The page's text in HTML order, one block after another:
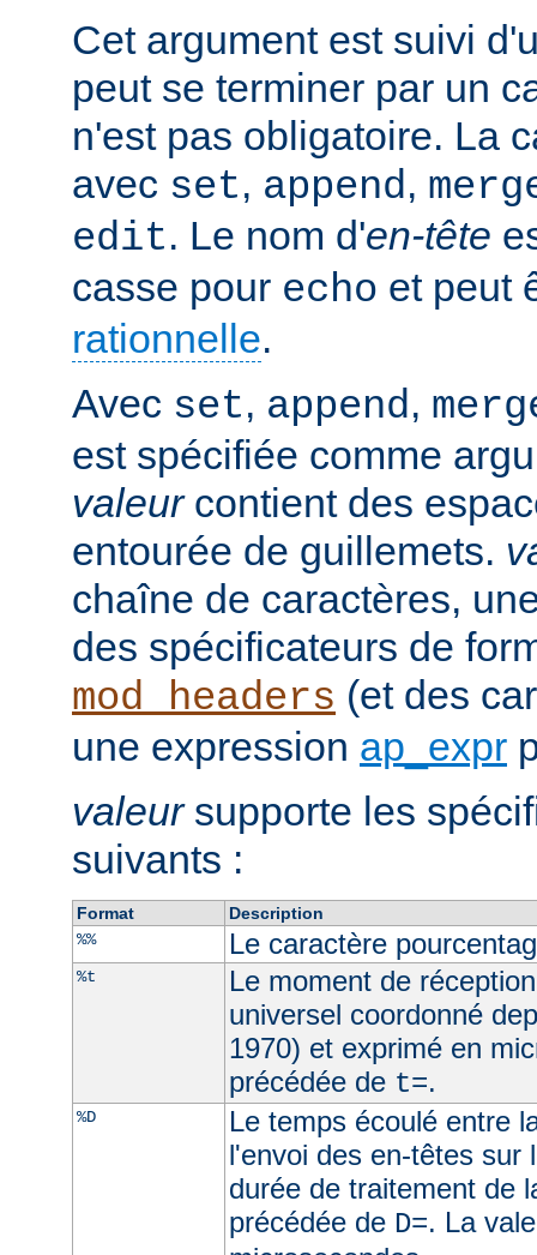
Cet argument est suivi
peut se terminer par un
n'est pas obligatoire. La
avec set, append,
edit. Le nom d'en-tête
casse pour echo et peut
rationnelle.
Avec set, append,
est spécifiée comme
valeurcontient des
entourée de guillemets.
chaîne de caractères,
des spécificateurs de
mod_headers (et des
une expression ap_expr
valeursupporte les
suivants :
Format
Description
%%
Le caractère
%t
Le moment de
universel coordonné
1970) et exprimé en
précédée de t=.
%D
Le temps écoulé entre
l'envoi des en-têtes sur
durée de traitement de
précédée de D=. La